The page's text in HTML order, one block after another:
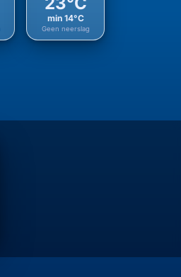
min 14°C
Geen neerslag